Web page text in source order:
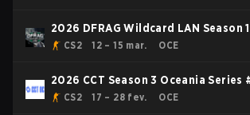
2026 DFRAG Wildcard LAN Season 1
CS2 12 – 15 mar. OCE
2026 CCT Season 3 Oceania Series
CS2 17 – 28 fev. OCE